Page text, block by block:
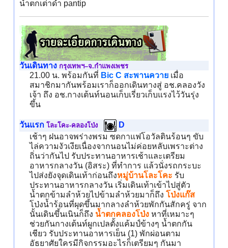
น้ำตกเต่าดำ pantip
วันเดินทาง กรุงเทพฯ–จ.กำแพงเพชร
21.00 น. พร้อมกันที่ Bic C สะพานควาย เมื่อ
สมาชิกมากันพร้อมเราก็ออกเดินทางสู่ อช.คลองวัง
เจ้า ถึง อช.กางเต้นท์นอนเก็บเรี่ยวเก็บแรงไว้วันรุ่ง
ขึ้น
วันแรก โละโคะ-คลองโป่ง
D
เช้าๆ ฝนอาจพร่างพรม ซดกาแฟโอวัลตินร้อนๆ ขับ
ไล่ความงัวเงียเนื่องจากนอนไม่ค่อยหลับเพราะต่าง
ถิ่นว่ากันไป รับประทานอาหารเช้าและเตรียม
อาหารกลางวัน (อิสระ) ที่ทำการ แล้วนั่งรถกระบะ
ไปส่งยังจุดเดินเท้าก่อนถึงหมู่บ้านโละโคะ รับ
ประทานอาหารกลางวัน เริ่มเดินเท้าเข้าไปสู่ตัว
น้ำตกข้ามลำห้วยไปข้ามลำห้วยมาก็ถึง โป่งแก๊ส
โป่งน้ำร้อนที่ผุดขึ้นมากลางลำห้วยพักกันสักครู่ จาก
นั้นเดินขึ้นเนินก็ถึง น้ำตกคลองโป่งหาที่เหมาะๆ
ช่วยกันกางเต้นท์ผูกเปลตั้งแค้มป์ข้างๆ น้ำตกกัน
เชียว รับประทานอาหารเย็น (1) พักผ่อนตาม
อัธยาศัยใครมีกิจกรรมอะไรก็เตรียมๆ กันมา